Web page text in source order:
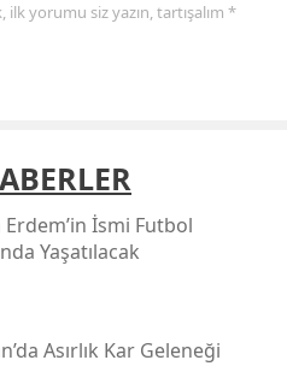
yorumu siz yazın, tartışalım *
İsmi Futbol
Yaşatılacak
Asırlık Kar Geleneği